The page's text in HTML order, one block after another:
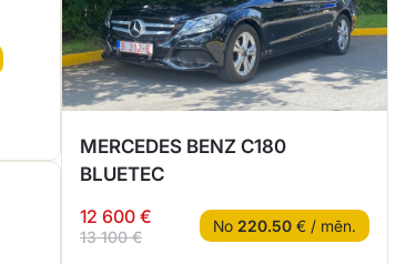
MERCEDES BENZ C180
BLUETEC
12 600 €
13 100 €
No 220.50 € / mēn.